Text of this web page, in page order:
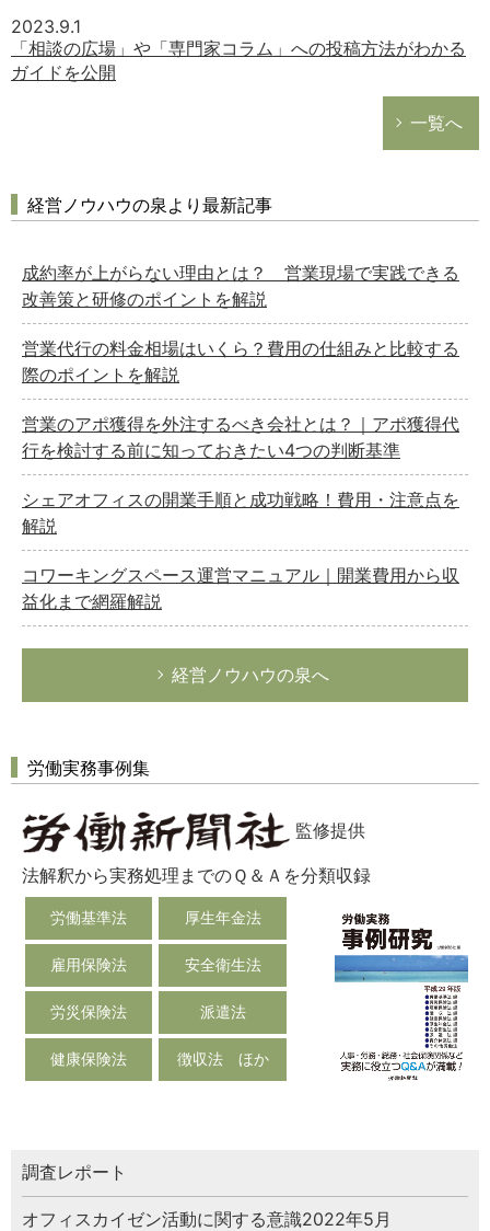
2023.9.1
「相談の広場」や「専門家コラム」への投稿方法がわかる
ガイドを公開
一覧へ
経営ノウハウの泉より最新記事
成約率が上がらない理由とは？ 営業現場で実践できる
改善策と研修のポイントを解説
営業代行の料金相場はいくら？費用の仕組みと比較する
際のポイントを解説
営業のアポ獲得を外注するべき会社とは？｜アポ獲得代
行を検討する前に知っておきたい4つの判断基準
シェアオフィスの開業手順と成功戦略！費用・注意点を
解説
コワーキングスペース運営マニュアル｜開業費用から収
益化まで網羅解説
経営ノウハウの泉へ
労働実務事例集
監修提供
法解釈から実務処理までのＱ＆Ａを分類収録
労働基準法 厚生年金法
雇用保険法 安全衛生法
労災保険法 派遣法
健康保険法 徴収法 ほか
調査レポート
オフィスカイゼン活動に関する意識2022年5月